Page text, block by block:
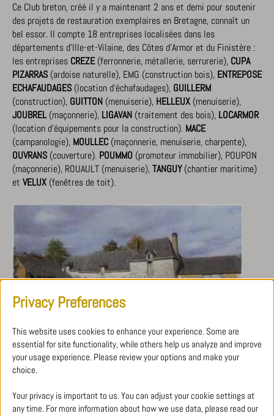
Ce Club breton, créé il y a maintenant 2 ans et demi pour soutenir
des projets de restauration exemplaires en Bretagne, connaît un
bel essor. Il compte 18 entreprises localisées dans les
départements d’Ille-et-Vilaine, des Côtes d’Armor et du Finistère :
les entreprises CREZE(ferronnerie, métallerie, serrurerie), CUPA
PIZARRAS (ardoise naturelle), EMG (construction bois), ENTREPOSE
ECHAFAUDAGES (location d’échafaudages), GUILLERM
(construction), GUITTON (menuiserie), HELLEUX (menuiserie),
JOUBREL (maçonnerie), LIGAVAN (traitement des bois), LOCARMOR
(location d’équipements pour la construction). MACE
(campanologie), MOULLEC (maçonnerie, menuiserie, charpente),
OUVRANS (couverture). POUMMO (promoteur immobilier), POUPON
(maçonnerie), ROUAULT (menuiserie),TANGUY(chantier maritime)
et VELUX (fenêtres de toit).
Malgré la diversité des projets proposés cette année encore, la
Marionnais a rapidement retenu l’attention des membres du Club.
“Ayant échappé aux transformations contemporaines et
confortables que l’on peut faire de certains habitats, la Marionnais
remarquables”explique Gérard Bregent, Président du Club. Il s’agit
Privacy Preferences
This website uses cookies to enhance your experience. Some are
essential for site functionality, while others help us analyze and improve
your usage experience. Please review your options and make your
choice.
Your privacy is important to us. You can adjust your cookie settings at
any time. For more information about how we use data, please read our